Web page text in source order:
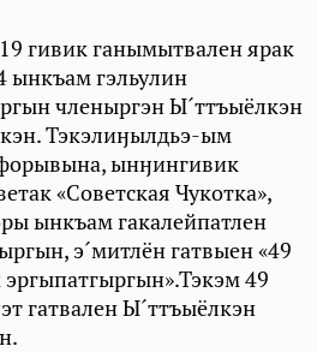
гивик ганымытвален ярак
гэльулин
членыргэн Ы´ттъыёлкэн
Тэкэлиӈылдьэ-ым
ынӈингивик
«Советская Чукотка»,
ынкъам гакалейпатлен
э´митлён гатвыен «49
49
гатвален Ы´ттъыёлкэн